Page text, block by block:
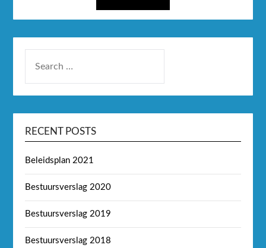
RECENT POSTS
Beleidsplan 2021
Bestuursverslag 2020
Bestuursverslag 2019
Bestuursverslag 2018